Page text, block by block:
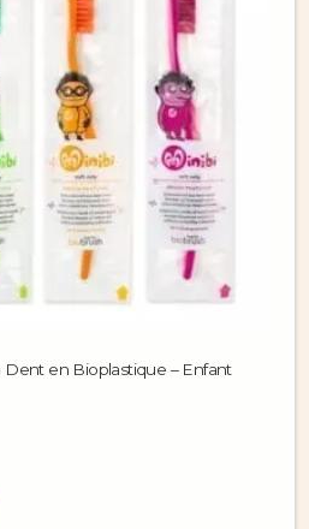
en Bioplastique – Enfant